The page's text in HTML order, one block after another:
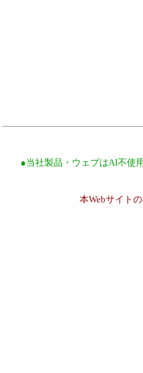
●当社製品・ウェブはAI不使
本Webサイト